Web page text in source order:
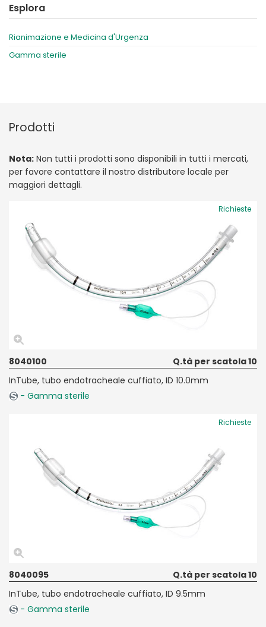
Esplora
Rianimazione e Medicina d'Urgenza
Gamma sterile
Prodotti
Nota: Non tutti i prodotti sono disponibili in tutti i mercati,
per favore contattare il nostro distributore locale per
maggiori dettagli.
Richieste
8040100
Q.tà per scatola 10
InTube, tubo endotracheale cuffiato, ID 10.0mm
- Gamma sterile
Richieste
8040095
Q.tà per scatola 10
InTube, tubo endotracheale cuffiato, ID 9.5mm
- Gamma sterile